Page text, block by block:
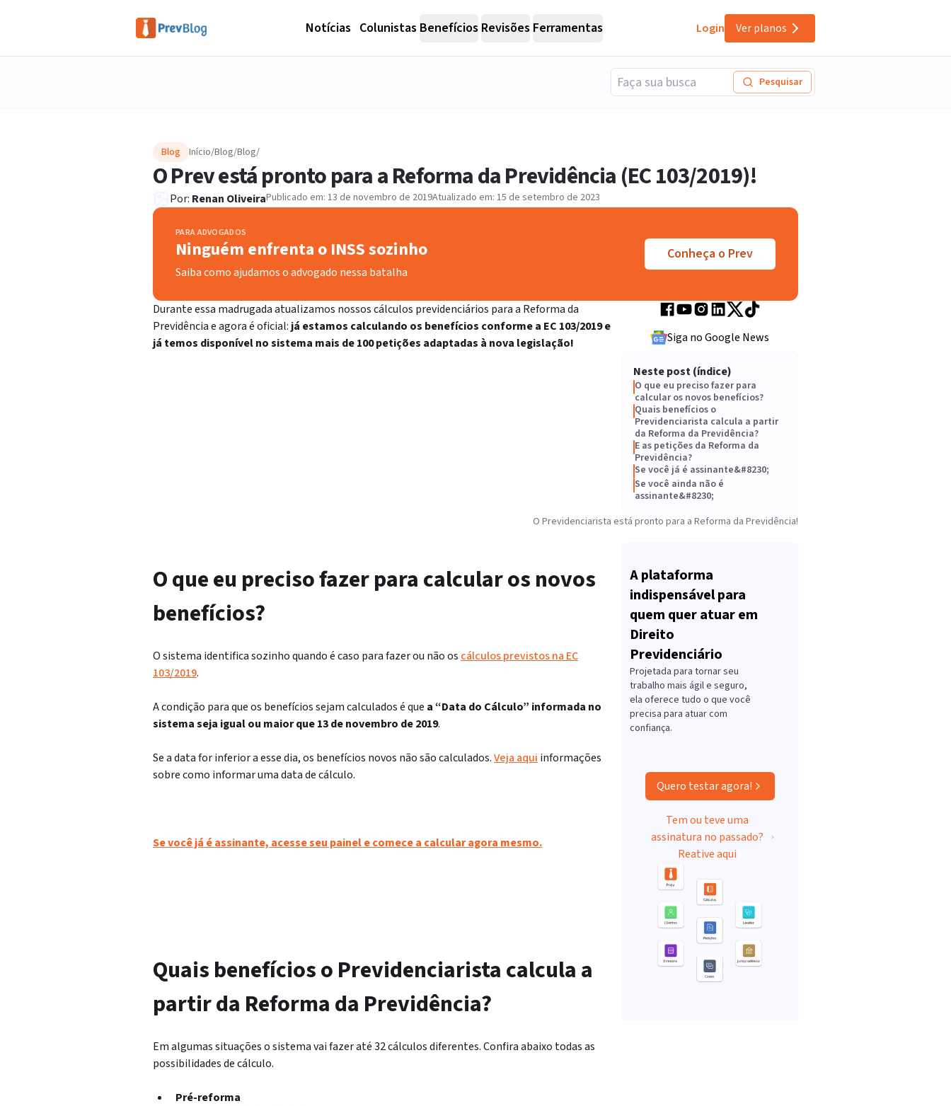
Notícias Colunistas Benefícios Revisões Ferramentas Login Ver planos
Pesquisar
Blog Início/Blog/Blog/
O Prev está pronto para a Reforma da Previdência (EC 103/2019)!
Por: Renan OliveiraPublicado em: 13 de novembro de 2019Atualizado em: 15 de setembro de 2023
PARA ADVOGADOS
Ninguém enfrenta o INSS sozinho
Saiba como ajudamos o advogado nessa batalha
Conheça o Prev
Durante essa madrugada atualizamos nossos cálculos previdenciários para a Reforma da
Previdência e agora é oficial: já estamos calculando os benefícios conforme a EC 103/2019 e
já temos disponível no sistema mais de 100 petições adaptadas à nova legislação!
Siga no Google News
Neste post (índice)
O que eu preciso fazer para
calcular os novos benefícios?
Quais benefícios o
Previdenciarista calcula a partir
da Reforma da Previdência?
E as petições da Reforma da
Previdência?
Se você já é assinante&#8230;
Se você ainda não é
assinante&#8230;
O Previdenciarista está pronto para a Reforma da Previdência!
O que eu preciso fazer para calcular os novos
benefícios?
O sistema identifica sozinho quando é caso para fazer ou não os cálculos previstos na EC
103/2019.
A condição para que os benefícios sejam calculados é que a “Data do Cálculo” informada no
sistema seja igual ou maior que 13 de novembro de 2019.
Se a data for inferior a esse dia, os benefícios novos não são calculados.Veja aqui informações
sobre como informar uma data de cálculo.
Se você já é assinante, acesse seu painel e comece a calcular agora mesmo.
Quais benefícios o Previdenciarista calcula a
partir da Reforma da Previdência?
Em algumas situações o sistema vai fazer até 32 cálculos diferentes. Confira abaixo todas as
possibilidades de cálculo.
Pré-reforma
A plataforma
indispensável para
quem quer atuar em
Direito
Previdenciário
Projetada para tornar seu
trabalho mais ágil e seguro,
ela oferece tudo o que você
precisa para atuar com
confiança.
Quero testar agora!
Tem ou teve uma
assinatura no passado?
Reative aqui